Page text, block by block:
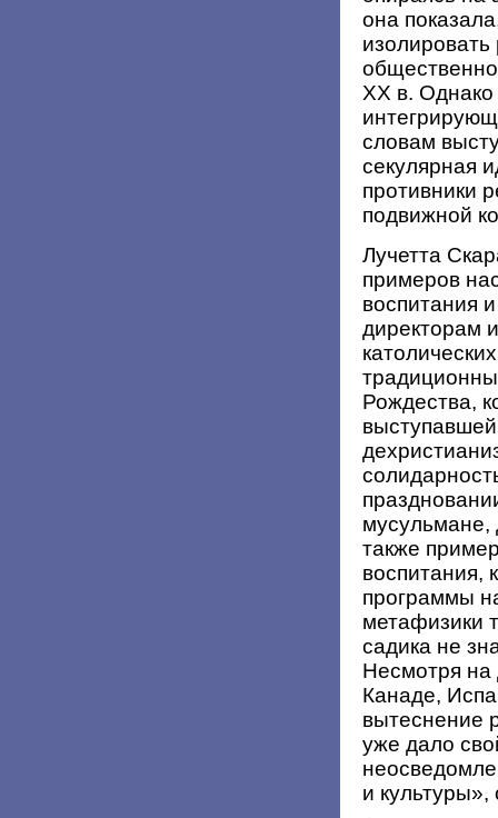
она
изолировать
ХХ в. Однако
словам
секулярная
противники
подвижной
Лучетта
примеров
воспитания
директорам
Рождества,
также
воспитания,
программы
метафизики
садика не
Несмотря на
Канаде,
вытеснение
уже дало
и